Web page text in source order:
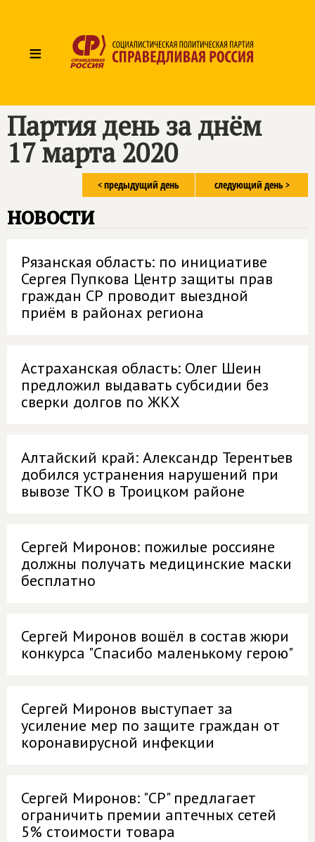
≡
Партия день за днём
17 марта 2020
следующий день >
< предыдущий день
новости
Рязанская область: по инициативе
Сергея Пупкова Центр защиты прав
граждан СР проводит выездной
приём в районах региона
Астраханская область: Олег Шеин
предложил выдавать субсидии без
сверки долгов по ЖКХ
Алтайский край: Александр Терентьев
добился устранения нарушений при
вывозе ТКО в Троицком районе
Сергей Миронов: пожилые россияне
должны получать медицинские маски
бесплатно
Сергей Миронов вошёл в состав жюри
конкурса "Спасибо маленькому герою"
Сергей Миронов выступает за
усиление мер по защите граждан от
коронавирусной инфекции
Сергей Миронов: "СР" предлагает
ограничить премии аптечных сетей
5% стоимости товара